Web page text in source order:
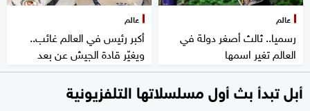
عالم
رسميا.. ثالث أصغر دولة في
العالم تغير اسمها
عالم
أكبر رئيس في العالم غائب..
ويغيّر قادة الجيش عن بعد
أبل تبدأ بث أول مسلسلاتها التلفزيونية